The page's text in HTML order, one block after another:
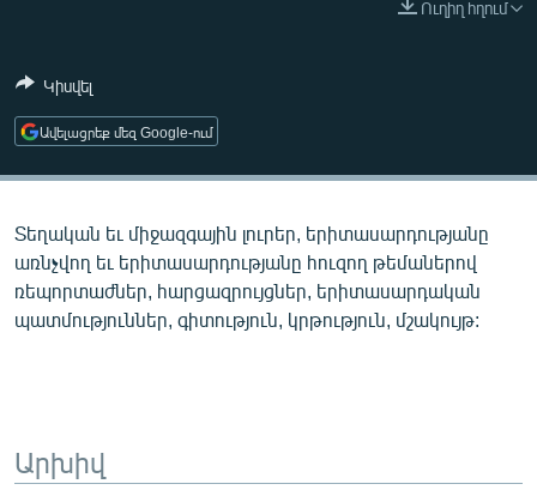
ՄԵԿՆԱԲԱՆՈՒԹՅՈՒՆ
ԿՈՐՈՆԱՎԻՐՈՒՍ
ԱՐԽԻՎ
ՏԵՍԱՆՅՈՒԹԵՐ
ՓՈԴՔԱՍԹ
Ուղիղ հղում
Կիսվել
Ավելացրեք մեզ Google-ում
Տեղական եւ միջազգային լուրեր, երիտասարդությանը
առնչվող եւ երիտասարդությանը հուզող թեմաներով
ռեպորտաժներ, հարցազրույցներ, երիտասարդական
պատմություններ, գիտություն, կրթություն, մշակույթ:
Արխիվ